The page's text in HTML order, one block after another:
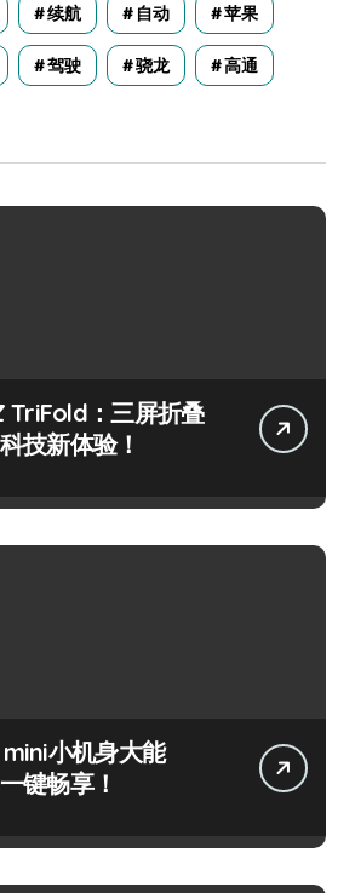
续航 自动 苹果
驾驶 骁龙 高通
TriFold：三屏折叠
技新体验！
小机身大能
键畅享！